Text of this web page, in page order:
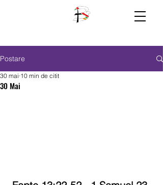
Postare
30 Mai
30 mai 10 min de citit